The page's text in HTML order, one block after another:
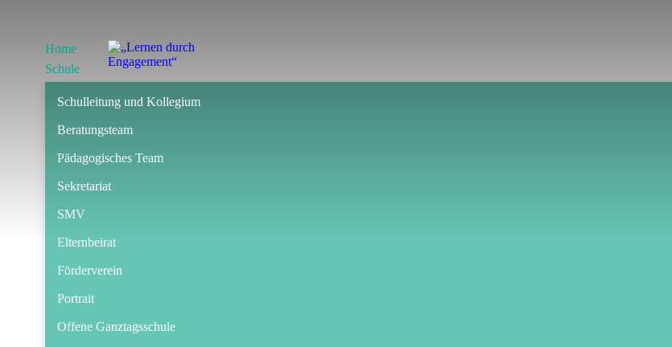
Home
Schule
Schulleitung und Kollegium
Beratungsteam
Pädagogisches Team
Sekretariat
SMV
Elternbeirat
Förderverein
Portrait
Offene Ganztagsschule